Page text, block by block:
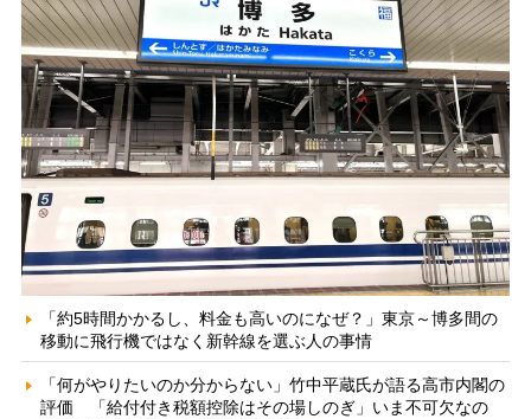
「約5時間かかるし、料金も高いのになぜ？」東京～博多間の
移動に飛行機ではなく新幹線を選ぶ人の事情
「何がやりたいのか分からない」竹中平蔵氏が語る高市内閣の
評価 「給付付き税額控除はその場しのぎ」いま不可欠なの